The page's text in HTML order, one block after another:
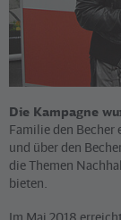
Die Kampagne
Familie den Becher
und über den
die Themen
bieten.
Im Mai 2018